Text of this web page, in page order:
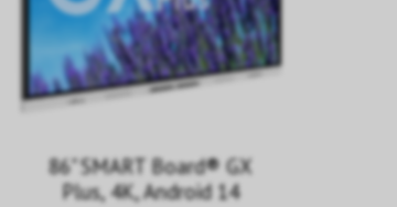
86" SMART Board® GX
Plus, 4K, Android 14